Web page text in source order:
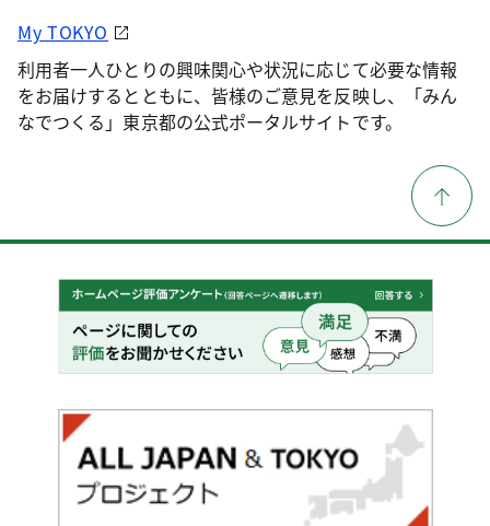
My TOKYO
利用者一人ひとりの興味関心や状況に応じて必要な情報
をお届けするとともに、皆様のご意見を反映し、「みん
なでつくる」東京都の公式ポータルサイトです。